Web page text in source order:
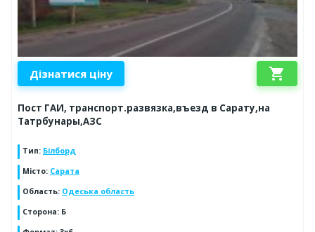
Дізнатися ціну shopping_cart
Пост ГАИ, транспорт.развязка,въезд в Сарату,на
Татрбунары,АЗС
Тип: Білборд
Місто: Сарата
Область: Одеська область
Сторона: Б